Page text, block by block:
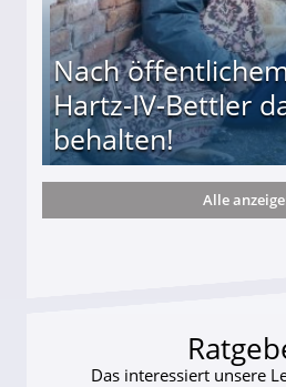
Nach
Hartz-IV-Bettler
behalten!
darf Geld behalten!
Alle
Das interessiert unsere